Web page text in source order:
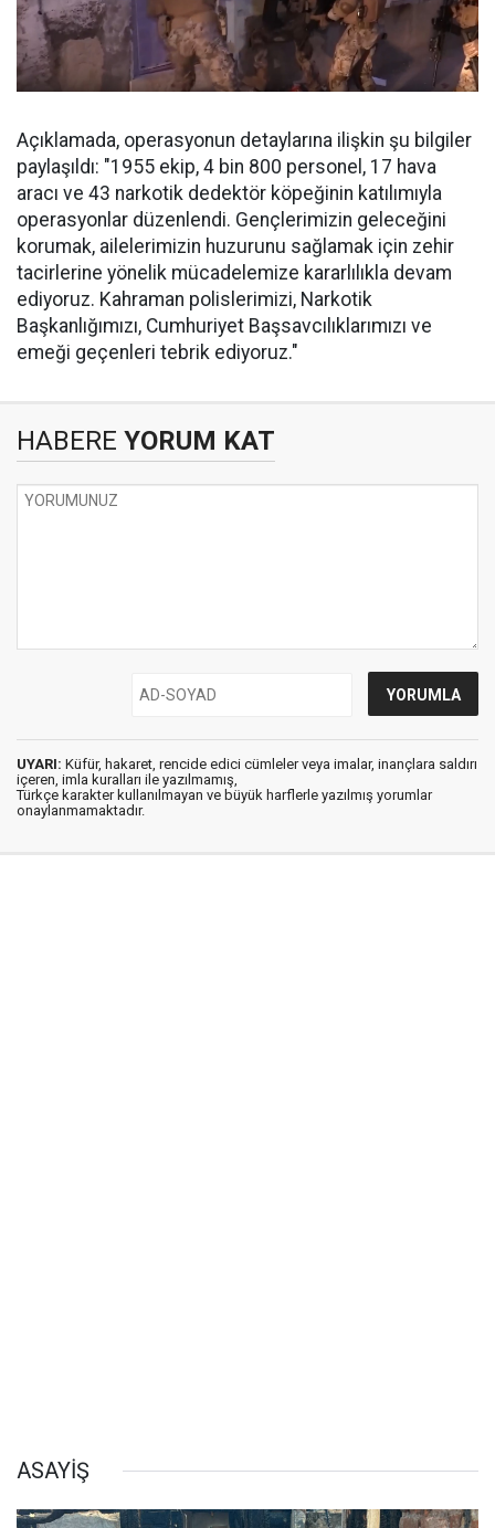
Açıklamada, operasyonun detaylarına ilişkin şu bilgiler
paylaşıldı: "1955 ekip, 4 bin 800 personel, 17 hava
aracı ve 43 narkotik dedektör köpeğinin katılımıyla
operasyonlar düzenlendi. Gençlerimizin geleceğini
korumak, ailelerimizin huzurunu sağlamak için zehir
tacirlerine yönelik mücadelemize kararlılıkla devam
ediyoruz. Kahraman polislerimizi, Narkotik
Başkanlığımızı, Cumhuriyet Başsavcılıklarımızı ve
emeği geçenleri tebrik ediyoruz."
HABERE YORUM KAT
UYARI: Küfür, hakaret, rencide edici cümleler veya imalar, inançlara saldırı
içeren, imla kuralları ile yazılmamış,
Türkçe karakter kullanılmayan ve büyük harflerle yazılmış yorumlar
onaylanmamaktadır.
ASAYİŞ